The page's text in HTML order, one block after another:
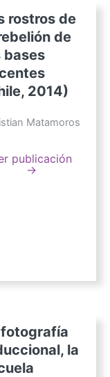
rostros de
de
bases
2014)
Matamoros
publicación
→
fotografía
la